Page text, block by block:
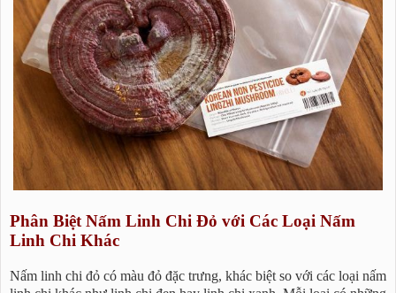
Phân Biệt Nấm Linh Chi Đỏ với Các Loại Nấm
Linh Chi Khác
Nấm linh chi đỏ có màu đỏ đặc trưng, khác biệt so với các loại nấm